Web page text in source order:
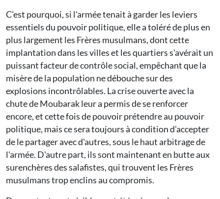
C'est pourquoi, si l'armée tenait à garder les leviers
essentiels du pouvoir politique, elle a toléré de plus en
plus largement les Frères musulmans, dont cette
implantation dans les villes et les quartiers s'avérait un
puissant facteur de contrôle social, empêchant que la
misère de la population ne débouche sur des
explosions incontrôlables. La crise ouverte avec la
chute de Moubarak leur a permis de se renforcer
encore, et cette fois de pouvoir prétendre au pouvoir
politique, mais ce sera toujours à condition d'accepter
de le partager avec d'autres, sous le haut arbitrage de
l'armée. D'autre part, ils sont maintenant en butte aux
surenchères des salafistes, qui trouvent les Frères
musulmans trop enclins au compromis.